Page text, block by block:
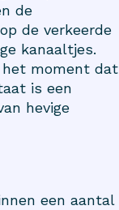
de
de verkeerde
kanaaltjes.
het moment dat
is een
hevige
een aantal